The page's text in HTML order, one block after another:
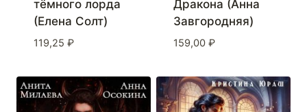
тёмного лорда
(Елена Солт)
119,25 ₽
Дракона (Анна
Завгородняя)
159,00 ₽